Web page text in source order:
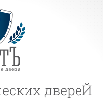
двереЙ